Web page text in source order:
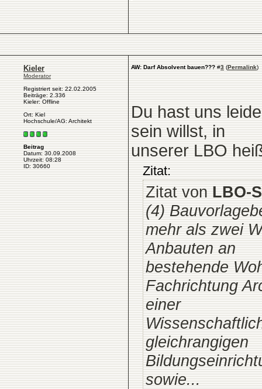
Kieler
Moderator
Registriert seit: 22.02.2005
Beiträge: 2.336
Kieler: Offline
Ort: Kiel
Hochschule/AG: Architekt
Beitrag
Datum: 30.09.2008
Uhrzeit: 08:28
ID: 30660
AW: Darf Absolvent bauen??? #3 (Permalink)
Du hast uns
sein willst, in
unserer LBO
Zitat:
Zitat von LBO-
(4)
mehr als zwei
Anbauten an
bestehende
Fachrichtung
einer
gleichrangigen
sowie...